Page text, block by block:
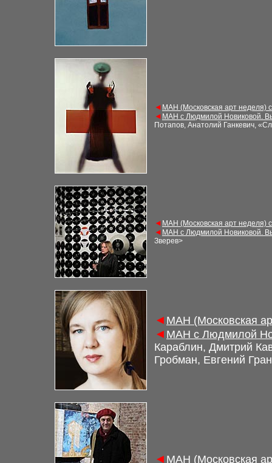
◄ МАН (Московская арт неделя)
◄ МАН с Людмилой Новиковой.
Потапов, Анатолий Ганкевич,
◄ МАН (Московская арт неделя)
◄ МАН с Людмилой Новиковой.
Зверев>
◄ МАН (Московская
◄ МАН с Людмилой
Караблин, Дмитрий
Гробман, Евгений
◄ МАН (Московская